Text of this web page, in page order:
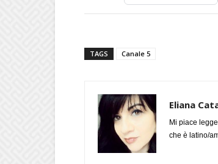
TAGS Canale 5
Eliana
Mi piace
che è latino/